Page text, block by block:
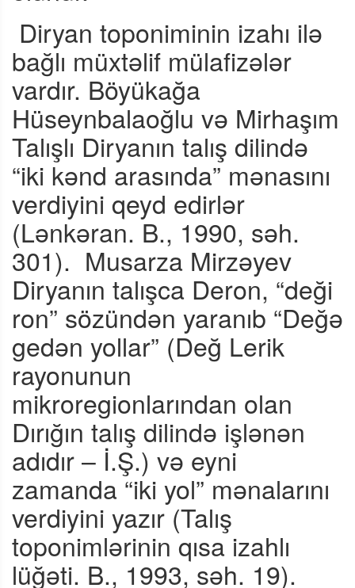
Diryan toponiminin izahı ilə
bağlı müxtəlif mülafizələr
vardır. Böyükağa
Hüseynbalaoğlu və Mirhaşım
Talışlı Diryanın talış dilində
“iki kənd arasında” mənasını
verdiyini qeyd edirlər
(Lənkəran. B., 1990, səh.
301). Musarza Mirzəyev
Diryanın talışca Deron, “deği
ron” sözündən yaranıb “Değə
gedən yollar” (Değ Lerik
rayonunun
mikroregionlarından olan
Dırığın talış dilində işlənən
adıdır – İ.Ş.) və eyni
zamanda “iki yol” mənalarını
verdiyini yazır (Talış
toponimlərinin qısa izahlı
lüğəti. B., 1993, səh. 19).